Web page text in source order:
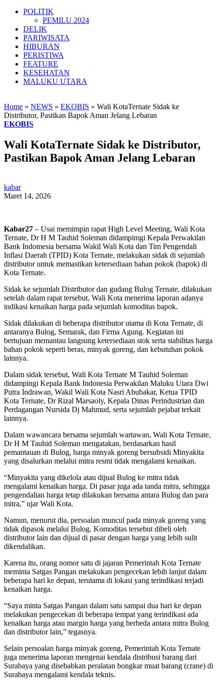
POLITIK
PEMILU 2024
DELIK
PARIWISATA
HIBURAN
PERISTIWA
FEATURE
KESEHATAN
MALUKU UTARA
Home » NEWS » EKOBIS » Wali KotaTernate Sidak ke
Distributor, Pastikan Bapok Aman Jelang Lebaran
EKOBIS
Wali KotaTernate Sidak ke Distributor,
Pastikan Bapok Aman Jelang Lebaran
kabar
Maret 14, 2026
Kabar27 – Usai memimpin rapat High Level Meeting, Wali Kota
Ternate, Dr H M Tauhid Soleman didampimgi Kepala Perwakilan
Bank Indomesia bersama Wakil Wali Kota dan Tim Pengendali
Inflasi Daerah (TPID) Kota Ternate, melakukan sidak di sejumlah
distributor untuk memastikan ketersediaan bahan pokok (bapok) di
Kota Ternate.
Sidak ke sejumlah Distributor dan gudang Bulog Ternate, dilakukan
setelah dalam rapat tersebut, Wali Kota menerima laporan adanya
indikasi kenaikan harga pada sejumlah komoditas bapok.
Sidak dilakukan di beberapa distributor utama di Kota Ternate, di
antaranya Bulog, Semarak, dan Firma Agung. Kegiatan ini
bertujuan memantau langsung ketersediaan stok serta stabilitas harga
bahan pokok seperti beras, minyak goreng, dan kebutuhan pokok
lainnya.
Dalam sidak tersebut, Wali Kota Ternate M Tauhid Soleman
didampingi Kepala Bank Indonesia Perwakilan Maluku Utara Dwi
Putra Indrawan, Wakil Wali Kota Nasri Abubakar, Ketua TPID
Kota Ternate, Dr Rizal Marsaoly, Kepala Dinas Perindustrian dan
Perdagangan Nursida Dj Mahmud, serta sejumlah pejabat terkait
lainnya.
Dalam wawancara bersama sejumlah wartawan, Wali Kota Ternate,
Dr H M Tauhid Soleman mengatakan, berdasarkan hasil
pemantauan di Bulog, harga minyak goreng bersubsidi Minyakita
yang disalurkan melalui mitra resmi tidak mengalami kenaikan.
“Minyakita yang dikelola atau dijual Bulog ke mitra tidak
mengalami kenaikan harga. Di pasar juga ada tanda mitra, sehingga
pengendalian harga tetap dilakukan bersama antara Bulog dan para
mitra,” ujar Wali Kota.
Namun, menurut dia, persoalan muncul pada minyak goreng yang
tidak dipasok melalui Bulog. Komoditas tersebut dibeli oleh
distributor lain dan dijual di pasar dengan harga yang lebih sulit
dikendalikan.
Karena itu, orang nomor satu di jajaran Pemerintah Kota Ternate
meminta Satgas Pangan melakukan pengecekan lebih lanjut dalam
beberapa hari ke depan, terutama di lokasi yang terindikasi terjadi
kenaikan harga.
“Saya minta Satgas Pangan dalam satu sampai dua hari ke depan
melakukan pengecekan di beberapa tempat yang terindikasi ada
kenaikan harga atau margin harga yang berbeda antara mitra Bulog
dan distributor lain,” tegasnya.
Selain persoalan harga minyak goreng, Pemerintah Kota Ternate
juga menerima laporan mengenai kendala distribusi barang dari
Surabaya yang disebabkan peralatan bongkar muat barang (crane) di
Surabaya mengalami kendala teknis.